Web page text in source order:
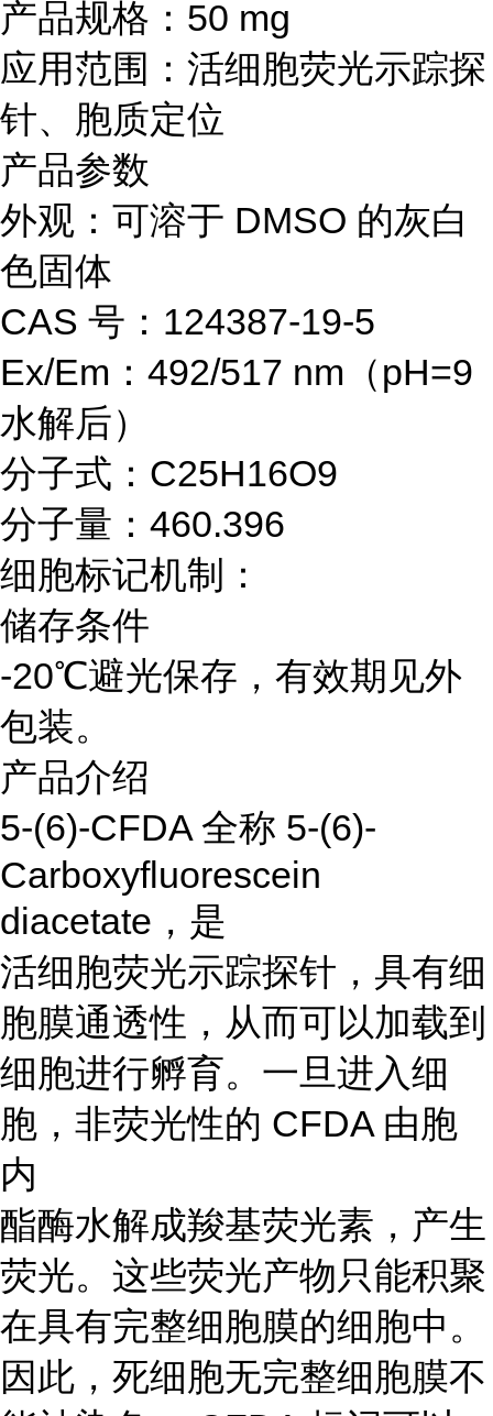
产品规格：50 mg
应用范围：活细胞荧光示踪探
针、胞质定位
产品参数
外观：可溶于 DMSO 的灰白
色固体
CAS 号：124387-19-5
Ex/Em：492/517 nm（pH=9
水解后）
分子式：C25H16O9
分子量：460.396
细胞标记机制：
储存条件
-20℃避光保存，有效期见外
包装。
产品介绍
5-(6)-CFDA 全称 5-(6)-
Carboxyfluorescein
diacetate，是
活细胞荧光示踪探针，具有细
胞膜通透性，从而可以加载到
细胞进行孵育。一旦进入细
胞，非荧光性的 CFDA 由胞
内
酯酶水解成羧基荧光素，产生
荧光。这些荧光产物只能积聚
在具有完整细胞膜的细胞中。
因此，死细胞无完整细胞膜不